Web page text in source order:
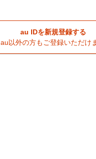
au IDを新規登録する
au以外の方もご登録いただけ